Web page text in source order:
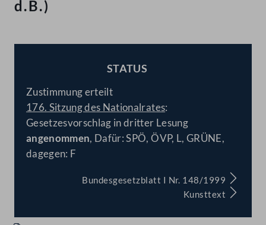
d.B.)
STATUS
Zustimmung erteilt
176. Sitzung des Nationalrates:
Gesetzesvorschlag in dritter Lesung
angenommen, Dafür: SPÖ, ÖVP, L, GRÜNE,
dagegen: F
Bundesgesetzblatt I Nr. 148/1999
Kunsttext